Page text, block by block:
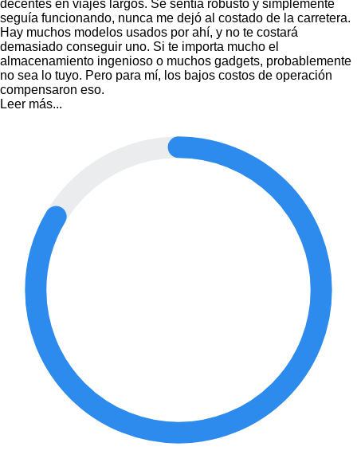
decentes en viajes largos. Se sentía robusto y simplemente
seguía funcionando, nunca me dejó al costado de la carretera.
Hay muchos modelos usados por ahí, y no te costará
demasiado conseguir uno. Si te importa mucho el
almacenamiento ingenioso o muchos gadgets, probablemente
no sea lo tuyo. Pero para mí, los bajos costos de operación
compensaron eso.
Leer más...